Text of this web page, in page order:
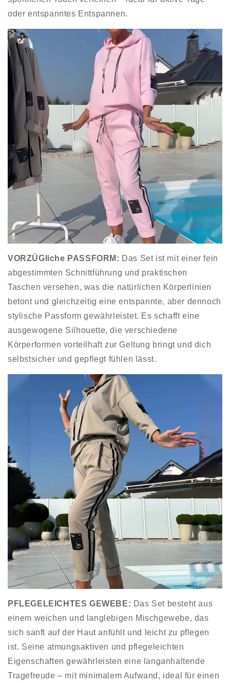
oder entspanntes Entspannen.
VORZÜGliche PASSFORM : Das Set ist mit einer fein
abgestimmten Schnittführung und praktischen
Taschen versehen, was die natürlichen Körperlinien
betont und gleichzeitig eine entspannte, aber dennoch
stylische Passform gewährleistet. Es schafft eine
ausgewogene Silhouette, die verschiedene
Körperformen vorteilhaft zur Geltung bringt und dich
selbstsicher und gepflegt fühlen lässt.
PFLEGELEICHTES GEWEBE: Das Set besteht aus
einem weichen und langlebigen Mischgewebe, das
sich sanft auf der Haut anfühlt und leicht zu pflegen
ist. Seine atmungsaktiven und pflegeleichten
Eigenschaften gewährleisten eine langanhaltende
Tragefreude – mit minimalem Aufwand, ideal für einen